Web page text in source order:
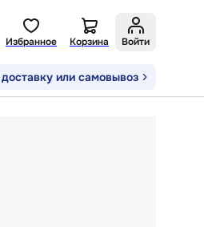
Избранное Корзина Войти
или самовывоз